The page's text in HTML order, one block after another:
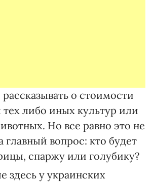
о стоимости
либо иных культур или
Но все равно это не
главный вопрос: кто будет
спаржу или голубику?
здесь у украинских